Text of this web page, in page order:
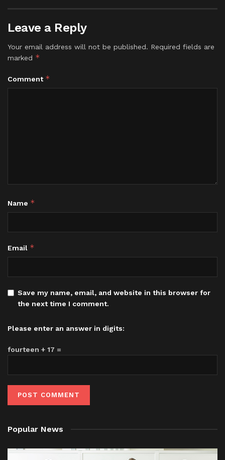
Leave a Reply
Your email address will not be published. Required fields are
marked *
Comment *
Name *
Email *
Save my name, email, and website in this browser for
the next time I comment.
Please enter an answer in digits:
fourteen + 17 =
Popular News